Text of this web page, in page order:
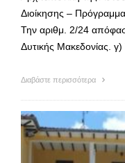
Διοίκησης –
Την αριθμ. 2/24
Δυτικής Μακεδονίας.
Διαβάστε περισσότερα